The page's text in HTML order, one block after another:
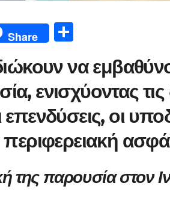
Share
ρ
α
σ
τε
ίτ
να
ενισχύοντας τις
οι
της παρουσία στον